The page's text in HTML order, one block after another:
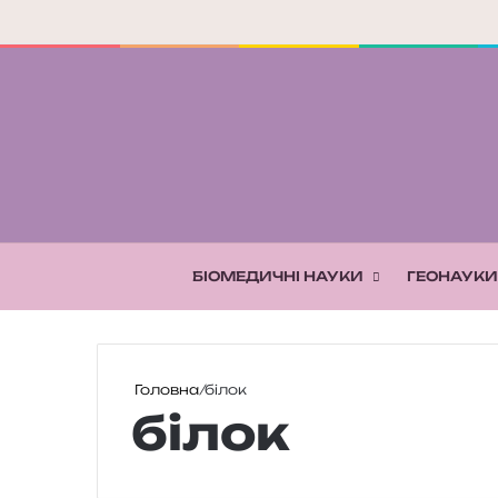
БІОМЕДИЧНІ НАУКИ ГЕОНАУКИ
Головна/білок
білок